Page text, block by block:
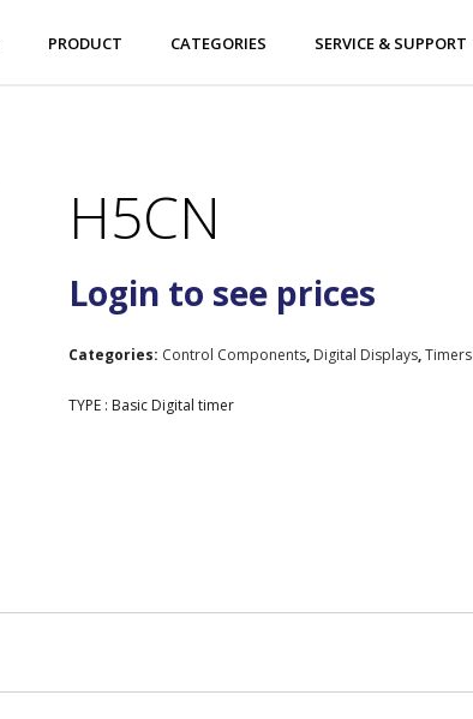
PRODUCT CATEGORIES SERVICE & SUPPORT
H5CN
Login to see prices
Categories: Control Components, Digital Displays,Timers
TYPE : Basic Digital timer